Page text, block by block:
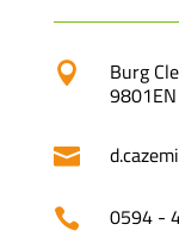

Burg

 0594 -